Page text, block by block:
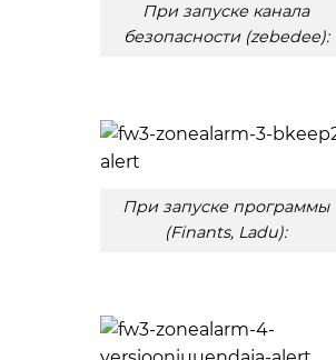
При запуске канала
безопасности (zebedee):
При запуске программы
(Finants, Ladu):